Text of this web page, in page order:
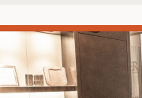
al 18 agosto. Sarà